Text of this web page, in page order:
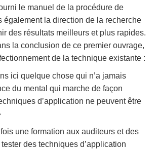
le manuel de la procédure de
également la direction de la recherche
des résultats meilleurs et plus rapides.
la conclusion de ce premier ouvrage,
de la technique existante :
ici quelque chose qui n’a jamais
du mental qui marche de façon
d’application ne peuvent être
une formation aux auditeurs et des
des techniques d’application